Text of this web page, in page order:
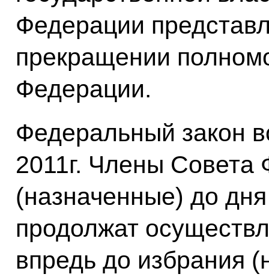
Федерации
прекращении
Федерации.
Федеральный закон
2011г. Члены
(назначенные) до
продолжат
впредь до избрания